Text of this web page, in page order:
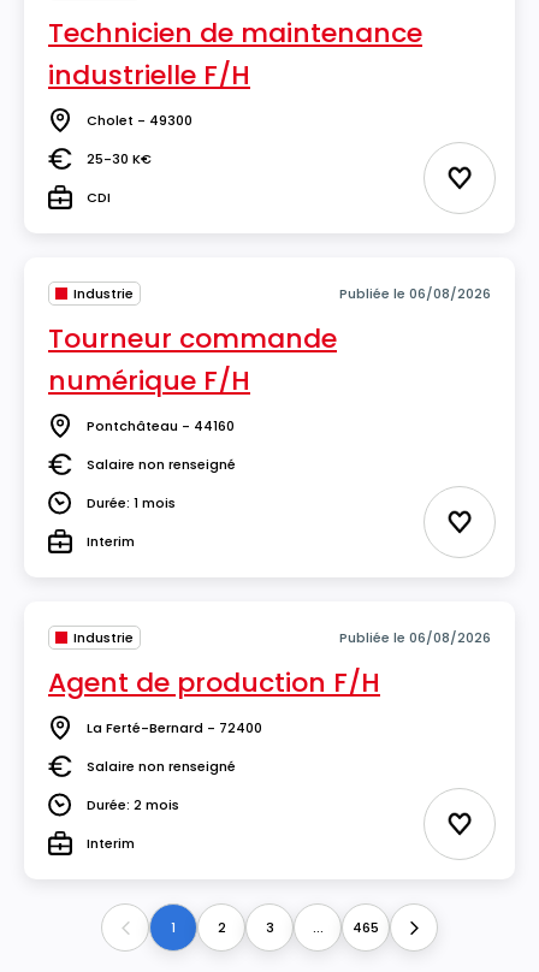
Technicien de maintenance
industrielle F/H
Lieu Cholet - 49300
Salaire25-30 K€
TypeCDI Ajouter
Industrie Publiée le 06/08/2026
Tourneur commande
numérique F/H
Lieu Pontchâteau - 44160
SalaireSalaire non renseigné
DuréeDurée: 1 mois
TypeInterim Ajouter
Industrie Publiée le 06/08/2026
Agent de production F/H
Lieu La Ferté-Bernard - 72400
SalaireSalaire non renseigné
DuréeDurée: 2 mois
TypeInterim Ajouter
Previous1 2 3 ... 465 Next